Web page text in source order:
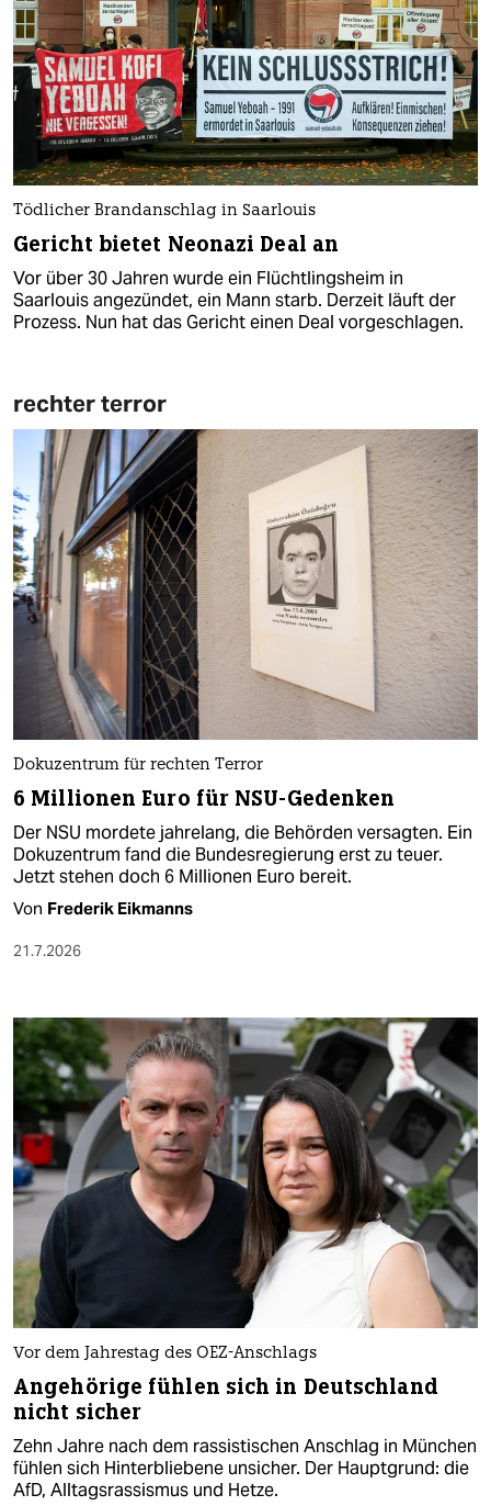
Tödlicher Brandanschlag in Saarlouis
Gericht bietet Neonazi Deal an
Vor über 30 Jahren wurde ein Flüchtlingsheim in
Saarlouis angezündet, ein Mann starb. Derzeit läuft der
Prozess. Nun hat das Gericht einen Deal vorgeschlagen.
rechter terror
Dokuzentrum für rechten Terror
6 Millionen Euro für NSU-Gedenken
Der NSU mordete jahrelang, die Behörden versagten. Ein
Dokuzentrum fand die Bundesregierung erst zu teuer.
Jetzt stehen doch 6 Millionen Euro bereit.
Von Frederik Eikmanns
21.7.2026
Vor dem Jahrestag des OEZ-Anschlags
Angehörige fühlen sich in Deutschland
nicht sicher
Zehn Jahre nach dem rassistischen Anschlag in München
fühlen sich Hinterbliebene unsicher. Der Hauptgrund: die
AfD, Alltagsrassismus und Hetze.